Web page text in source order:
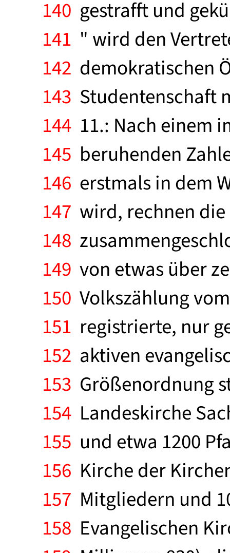
140 gestrafft und
141 " wird den
142 demokratischen
143 Studentenschaft
144 11.: Nach einem
145 beruhenden
146 erstmals in dem
147 wird, rechnen
148
149 von etwas über
150 Volkszählung
151 registrierte, nur
152 aktiven
153 Größenordnung
154 Landeskirche
155 und etwa 1200
156 Kirche der
157 Mitgliedern und
158 Evangelischen